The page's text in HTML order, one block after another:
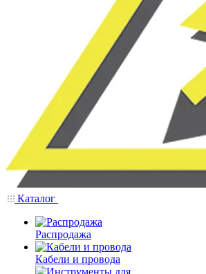
Каталог
Распродажа
Кабели и провода